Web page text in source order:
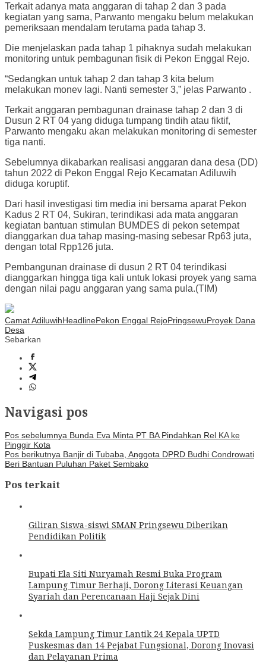
Terkait adanya mata anggaran di tahap 2 dan 3 pada
kegiatan yang sama, Parwanto mengaku belum melakukan
pemeriksaan mendalam terutama pada tahap 3.
Die menjelaskan pada tahap 1 pihaknya sudah melakukan
monitoring untuk pembagunan fisik di Pekon Enggal Rejo.
“Sedangkan untuk tahap 2 dan tahap 3 kita belum
melakukan monev lagi. Nanti semester 3,” jelas Parwanto .
Terkait anggaran pembagunan drainase tahap 2 dan 3 di
Dusun 2 RT 04 yang diduga tumpang tindih atau fiktif,
Parwanto mengaku akan melakukan monitoring di semester
tiga nanti.
Sebelumnya dikabarkan realisasi anggaran dana desa (DD)
tahun 2022 di Pekon Enggal Rejo Kecamatan Adiluwih
diduga koruptif.
Dari hasil investigasi tim media ini bersama aparat Pekon
Kadus 2 RT 04, Sukiran, terindikasi ada mata anggaran
kegiatan bantuan stimulan BUMDES di pekon setempat
dianggarkan dua tahap masing-masing sebesar Rp63 juta,
dengan total Rpp126 juta.
Pembangunan drainase di dusun 2 RT 04 terindikasi
dianggarkan hingga tiga kali untuk lokasi proyek yang sama
dengan nilai pagu anggaran yang sama pula.(TIM)
Camat AdiluwihHeadlinePekon Enggal RejoPringsewuProyek Dana
Desa
Sebarkan
Navigasi pos
Pos sebelumnya Bunda Eva Minta PT BA Pindahkan Rel KA ke
Pinggir Kota
Pos berikutnya Banjir di Tubaba, Anggota DPRD Budhi Condrowati
Beri Bantuan Puluhan Paket Sembako
Pos terkait
Giliran Siswa-siswi SMAN Pringsewu Diberikan
Pendidikan Politik
Bupati Ela Siti Nuryamah Resmi Buka Program
Lampung Timur Berhaji, Dorong Literasi Keuangan
Syariah dan Perencanaan Haji Sejak Dini
Sekda Lampung Timur Lantik 24 Kepala UPTD
Puskesmas dan 14 Pejabat Fungsional, Dorong Inovasi
dan Pelayanan Prima